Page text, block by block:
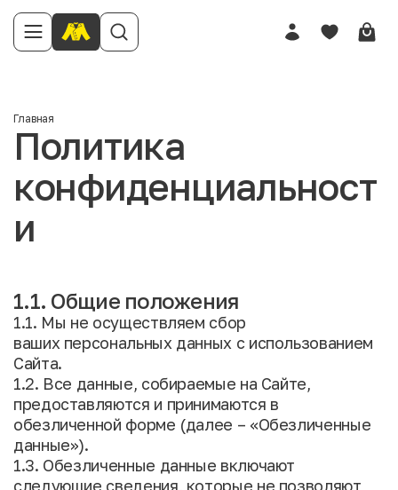
Главная
Политика
конфиденциальност
и
1.1. Общие положения
1.1. Мы не осуществляем сбор
ваших персональных данных с использованием
Сайта.
1.2. Все данные, собираемые на Сайте,
предоставляются и принимаются в
обезличенной форме (далее – «Обезличенные
данные»).
1.3. Обезличенные данные включают
следующие сведения, которые не позволяют